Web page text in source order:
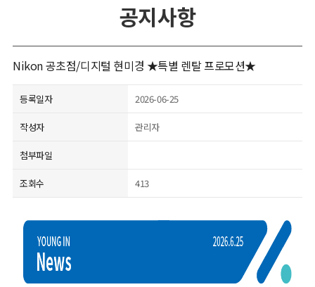
공지사항
Nikon 공초점/디지털 현미경 ★특별 렌탈 프로모션★
등록일자 2026-06-25
작성자 관리자
첨부파일
조회수 413